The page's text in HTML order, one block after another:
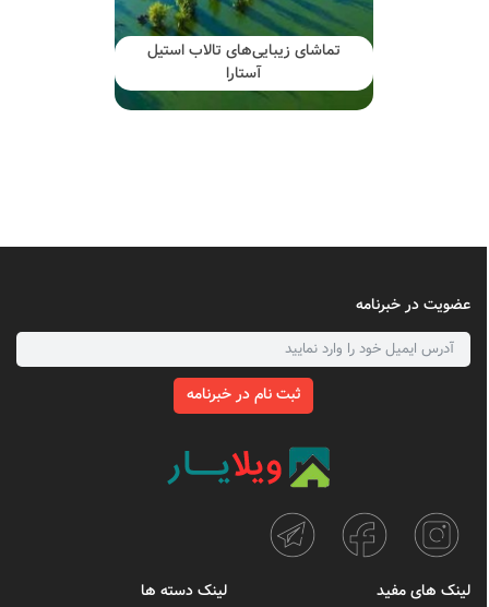
باغ پرندگان آستارا، اولین و تنهاترین
در گیلان
عضویت در خبرنامه
ثبت نام در خبرنامه
لینک های مفید لینک دسته ها